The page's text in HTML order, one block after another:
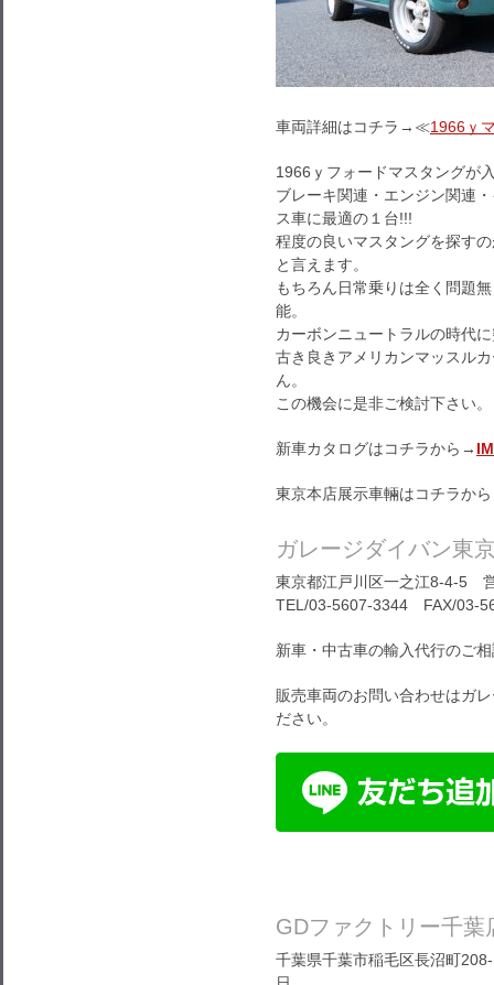
車両詳細はコチラ→≪1966ｙ
1966ｙフォードマスタングが
ブレーキ関連・エンジン関連
ス車に最適の１台!!!
程度の良いマスタングを探す
と言えます。
もちろん日常乗りは全く問題
能。
カーボンニュートラルの時代
古き良きアメリカンマッスル
ん。
この機会に是非ご検討下さい。
新車カタログはコチラから→
東京本店展示車輛はコチラか
ガレージダイバン東
東京都江戸川区一之江8-4-5
TEL/03-5607-3344 FAX/03-
新車・中古車の輸入代行のご
販売車両のお問い合わせはガ
ださい。
GDファクトリー千葉
千葉県千葉市稲毛区長沼町